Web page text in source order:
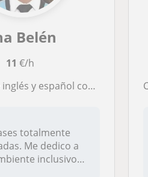
Belén
11 €/h
con la excelencia educativa. Soy graduada en Estudios Ingleses por la Universidad de Cádiz, con formación complementaria en la Universität Bonn (Aleman
totalmente
Me dedico a
inclusivo